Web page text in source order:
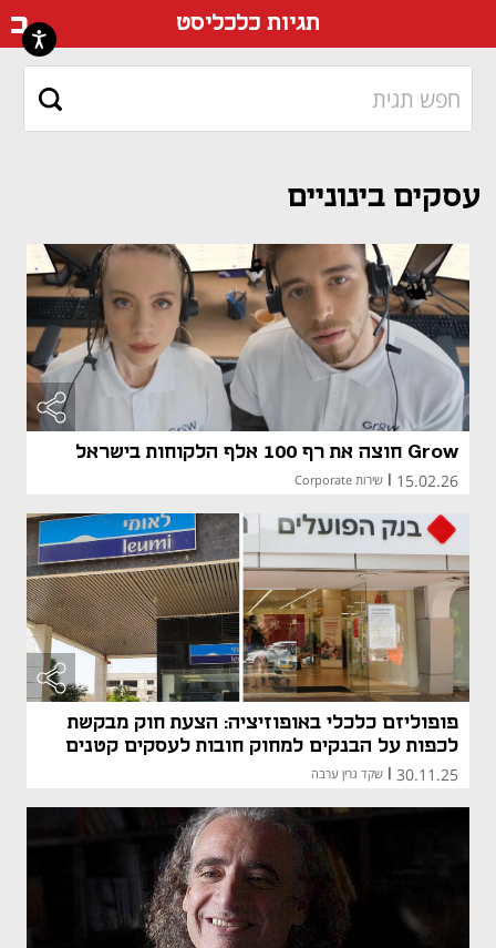
תגיות כלכליסט
עסקים בינוניים
Grow חוצה את רף 100 אלף הלקוחות בישראל
15.02.26 שירות Corporate
פופוליזם כלכלי באופוזיציה: הצעת חוק מבקשת
לכפות על הבנקים למחוק חובות לעסקים קטנים
30.11.25 שקד גרין ערבה